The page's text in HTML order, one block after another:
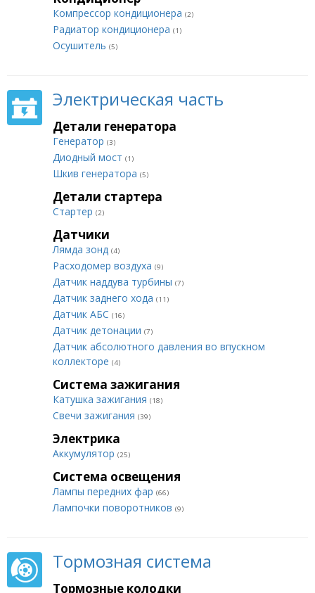
Компрессор кондиционера (2)
Радиатор кондиционера (1)
Осушитель (5)
Электрическая часть
Детали генератора
Генератор (3)
Диодный мост (1)
Шкив генератора (5)
Детали стартера
Стартер (2)
Датчики
Лямда зонд (4)
Расходомер воздуха (9)
Датчик наддува турбины (7)
Датчик заднего хода (11)
Датчик АБС (16)
Датчик детонации (7)
Датчик абсолютного давления во впускном
коллекторе (4)
Система зажигания
Катушка зажигания (18)
Свечи зажигания (39)
Электрика
Аккумулятор (25)
Система освещения
Лампы передних фар (66)
Лампочки поворотников (9)
Тормозная система
Тормозные колодки